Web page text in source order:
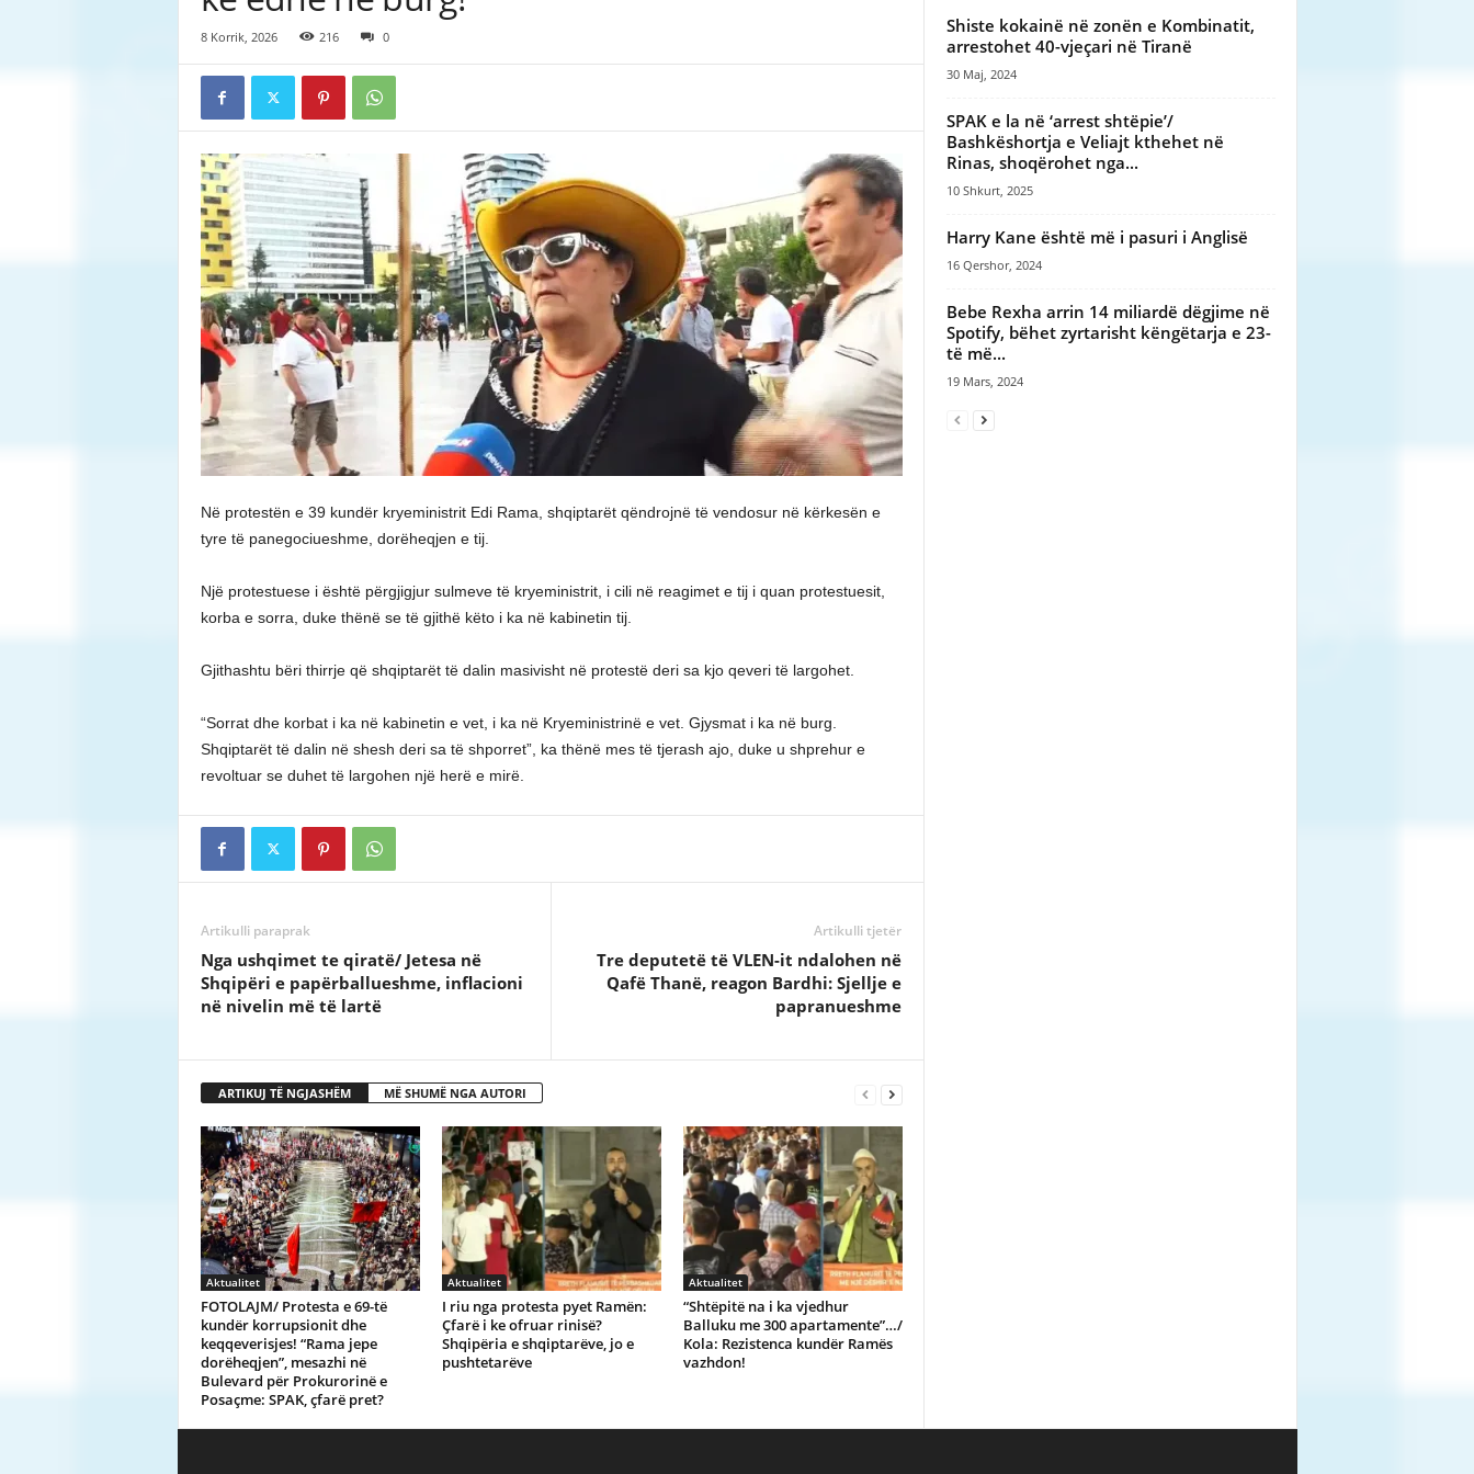
8 Korrik, 2026 216 0
Në protestën e 39 kundër kryeministrit Edi Rama, shqiptarët qëndrojnë të vendosur në kërkesën e
tyre të panegociueshme, dorëheqjen e tij.
Një protestuese i është përgjigjur sulmeve të kryeministrit, i cili në reagimet e tij i quan protestuesit,
korba e sorra, duke thënë se të gjithë këto i ka në kabinetin tij.
Gjithashtu bëri thirrje që shqiptarët të dalin masivisht në protestë deri sa kjo qeveri të largohet.
“Sorrat dhe korbat i ka në kabinetin e vet, i ka në Kryeministrinë e vet. Gjysmat i ka në burg.
Shqiptarët të dalin në shesh deri sa të shporret”, ka thënë mes të tjerash ajo, duke u shprehur e
revoltuar se duhet të largohen një herë e mirë.
Artikulli paraprak
Nga ushqimet te qiratë/ Jetesa në
Shqipëri e papërballueshme, inflacioni
në nivelin më të lartë
Artikulli tjetër
Tre deputetë të VLEN-it ndalohen në
Qafë Thanë, reagon Bardhi: Sjellje e
papranueshme
ARTIKUJ TË NGJASHËM MË SHUMË NGA AUTORI
Aktualitet
FOTOLAJM/ Protesta e 69-të
kundër korrupsionit dhe
keqqeverisjes! “Rama jepe
dorëheqjen”, mesazhi në
Bulevard për Prokurorinë e
Posaçme: SPAK, çfarë pret?
Aktualitet
I riu nga protesta pyet Ramën:
Çfarë i ke ofruar rinisë?
Shqipëria e shqiptarëve, jo e
pushtetarëve
Aktualitet
“Shtëpitë na i ka vjedhur
Balluku me 300 apartamente”…/
Kola: Rezistenca kundër Ramës
vazhdon!
Shiste kokainë në zonën e Kombinatit,
arrestohet 40-vjeçari në Tiranë
30 Maj, 2024
SPAK e la në ‘arrest shtëpie’/
Bashkëshortja e Veliajt kthehet në
Rinas, shoqërohet nga...
10 Shkurt, 2025
Harry Kane është më i pasuri i Anglisë
16 Qershor, 2024
Bebe Rexha arrin 14 miliardë dëgjime në
Spotify, bëhet zyrtarisht këngëtarja e 23-
të më...
19 Mars, 2024